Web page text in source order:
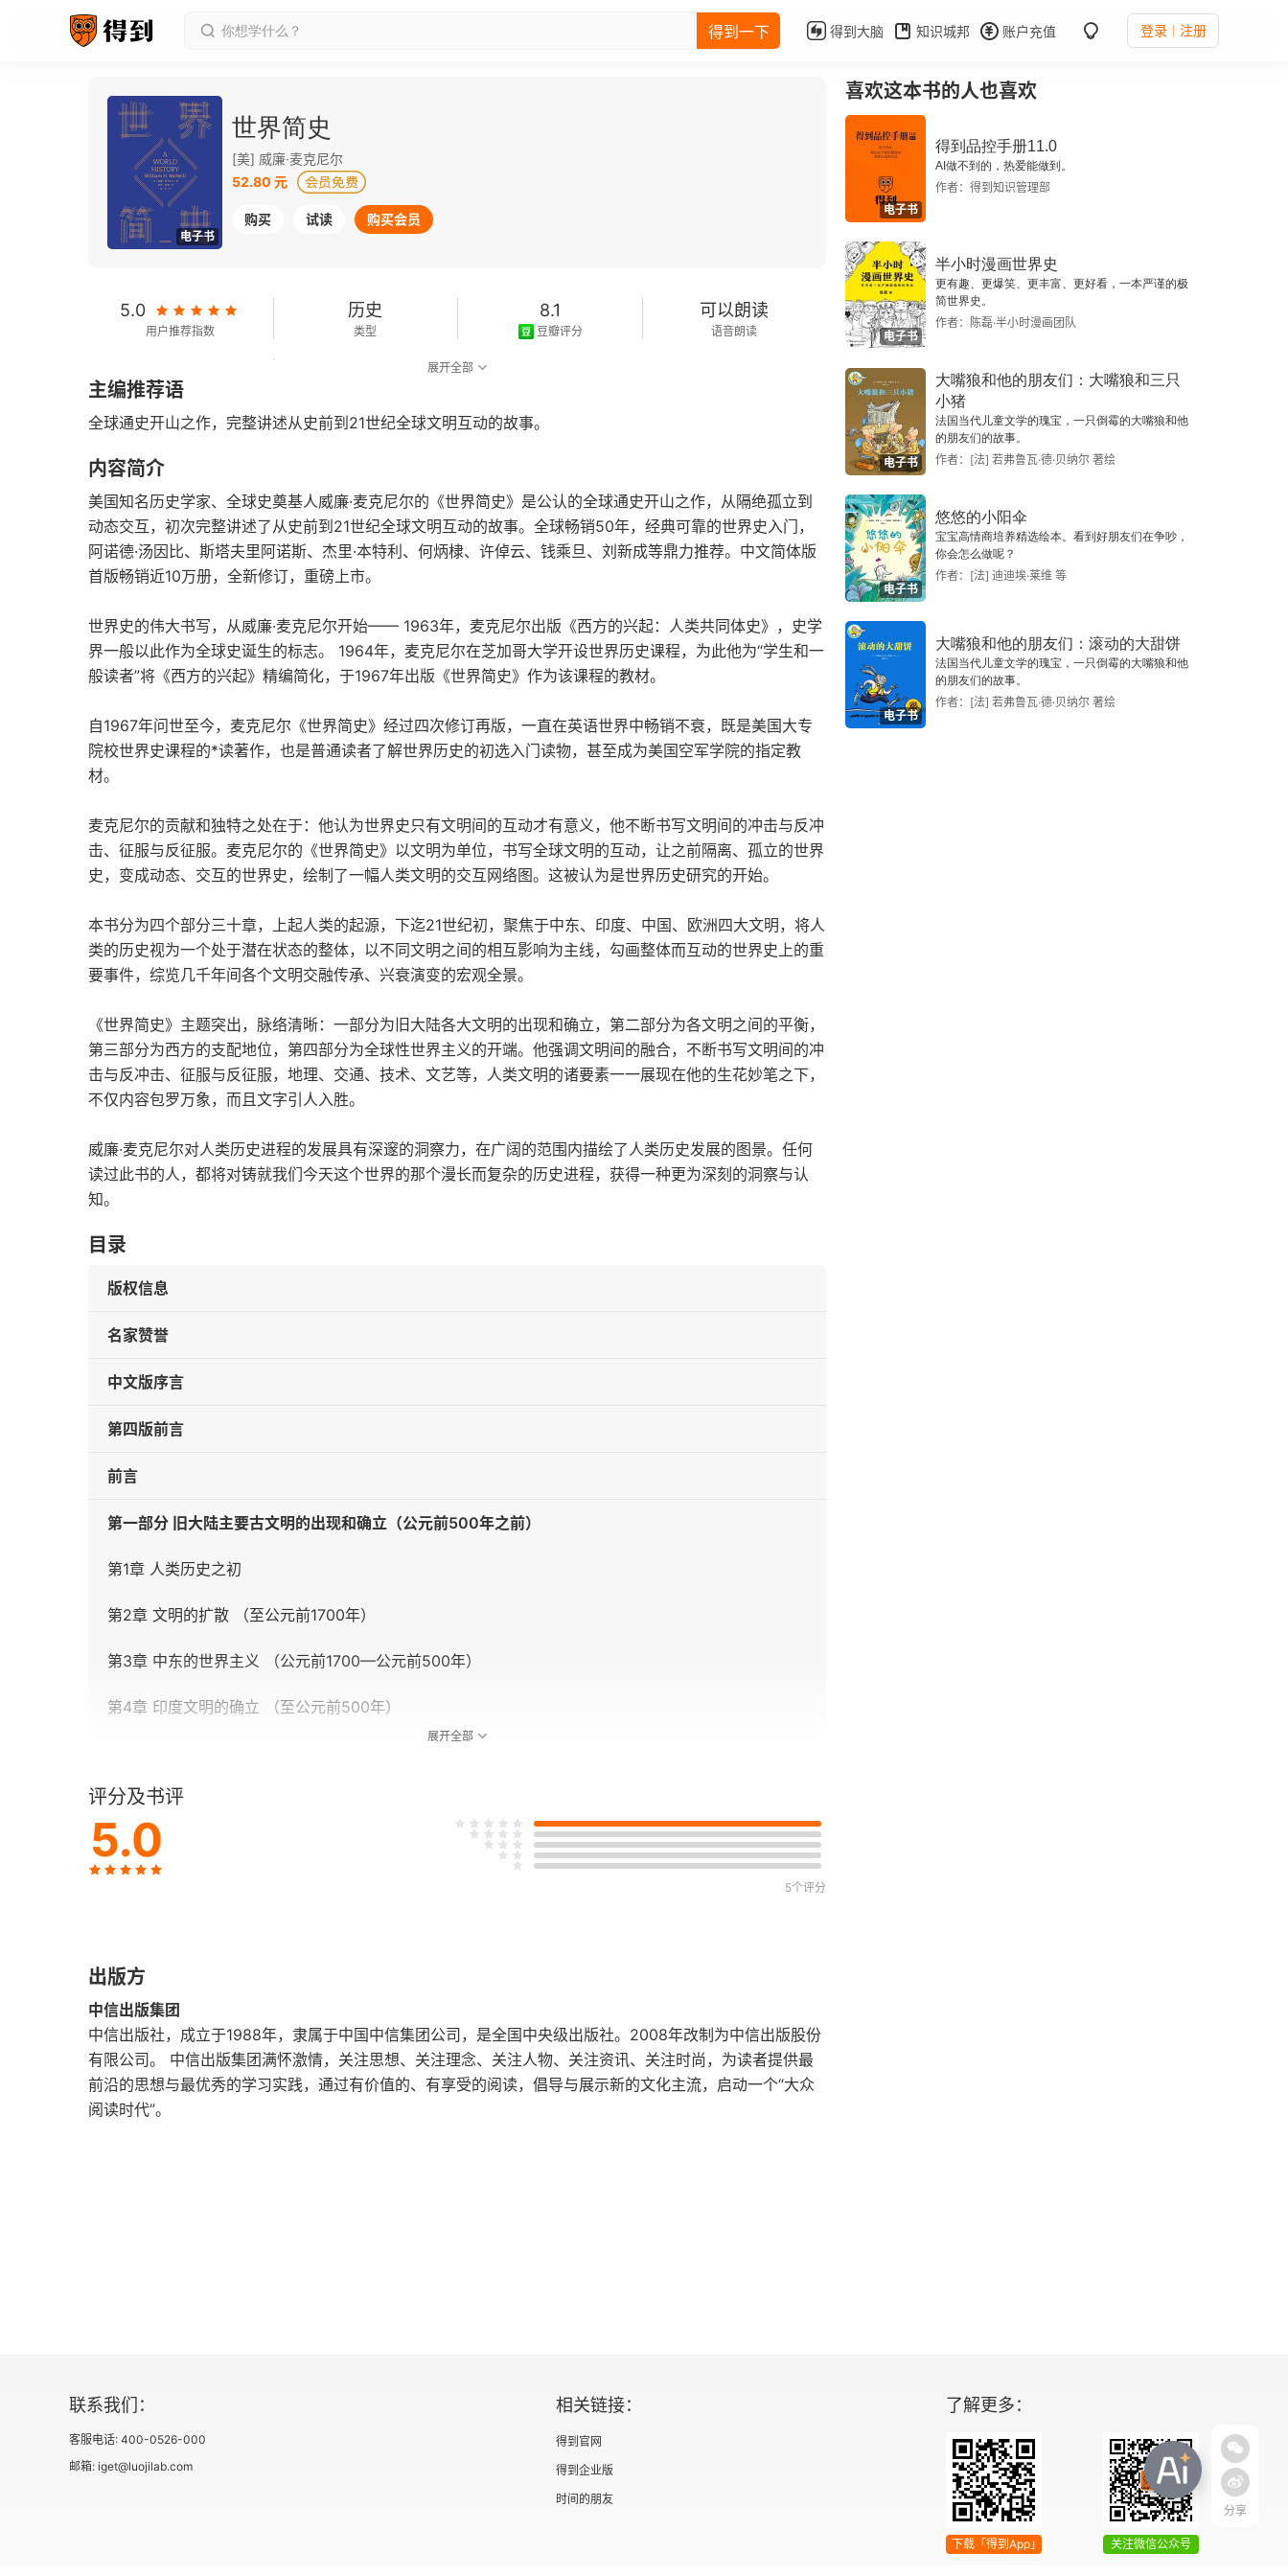
得到一下 得到大脑 知识城邦 账户充值 登录 注册
电子书
世界简史
[美] 威廉·麦克尼尔
52.80 元
购买 试读 购买会员
5.0
用户推荐指数
历史
类型
8.1
豆瓣评分
可以朗读
语音朗读
字数
展开全部
主编推荐语
全球通史开山之作，完整讲述从史前到21世纪全球文明互动的故事。
内容简介
美国知名历史学家、全球史奠基人威廉·麦克尼尔的《世界简史》是公认的全球通史开山之作，从隔绝孤立到
动态交互，初次完整讲述了从史前到21世纪全球文明互动的故事。全球畅销50年，经典可靠的世界史入门，
阿诺德·汤因比、斯塔夫里阿诺斯、杰里·本特利、何炳棣、许倬云、钱乘旦、刘新成等鼎力推荐。中文简体版
首版畅销近10万册，全新修订，重磅上市。
世界史的伟大书写，从威廉·麦克尼尔开始—— 1963年，麦克尼尔出版《西方的兴起：人类共同体史》，史学
界一般以此作为全球史诞生的标志。 1964年，麦克尼尔在芝加哥大学开设世界历史课程，为此他为“学生和一
般读者”将《西方的兴起》精编简化，于1967年出版《世界简史》作为该课程的教材。
自1967年问世至今，麦克尼尔《世界简史》经过四次修订再版，一直在英语世界中畅销不衰，既是美国大专
院校世界史课程的*读著作，也是普通读者了解世界历史的初选入门读物，甚至成为美国空军学院的指定教
材。
麦克尼尔的贡献和独特之处在于：他认为世界史只有文明间的互动才有意义，他不断书写文明间的冲击与反冲
击、征服与反征服。麦克尼尔的《世界简史》以文明为单位，书写全球文明的互动，让之前隔离、孤立的世界
史，变成动态、交互的世界史，绘制了一幅人类文明的交互网络图。这被认为是世界历史研究的开始。
本书分为四个部分三十章，上起人类的起源，下迄21世纪初，聚焦于中东、印度、中国、欧洲四大文明，将人
类的历史视为一个处于潜在状态的整体，以不同文明之间的相互影响为主线，勾画整体而互动的世界史上的重
要事件，综览几千年间各个文明交融传承、兴衰演变的宏观全景。
《世界简史》主题突出，脉络清晰：一部分为旧大陆各大文明的出现和确立，第二部分为各文明之间的平衡，
第三部分为西方的支配地位，第四部分为全球性世界主义的开端。他强调文明间的融合，不断书写文明间的冲
击与反冲击、征服与反征服，地理、交通、技术、文艺等，人类文明的诸要素一一展现在他的生花妙笔之下，
不仅内容包罗万象，而且文字引人入胜。
威廉·麦克尼尔对人类历史进程的发展具有深邃的洞察力，在广阔的范围内描绘了人类历史发展的图景。任何
读过此书的人，都将对铸就我们今天这个世界的那个漫长而复杂的历史进程，获得一种更为深刻的洞察与认
知。
目录
版权信息
名家赞誉
中文版序言
第四版前言
前言
第一部分 旧大陆主要古文明的出现和确立（公元前500年之前）
第1章 人类历史之初
第2章 文明的扩散 （至公元前1700年）
第3章 中东的世界主义 （公元前1700—公元前500年）
第4章 印度文明的确立 （至公元前500年）
第6章 中国文明的确立 （至公元前500年）
第7章 蛮族世界的变化 （公元前1700—公元前500年）
第8章 希腊文明的繁荣 （公元前500—公元前336年）
第9章 希腊化文明的传播 （公元前500—公元200年）
第10章 亚洲 （公元前500—公元200年）
第11章 印度文明的繁荣和扩张 （200—600年）
第17章 1500年前文明世界的边缘
第二部分进一步阅读书目
展开全部
评分及书评
5.0
5个评分
出版方
中信出版集团
中信出版社，成立于1988年，隶属于中国中信集团公司，是全国中央级出版社。2008年改制为中信出版股份
有限公司。 中信出版集团满怀激情，关注思想、关注理念、关注人物、关注资讯、关注时尚，为读者提供最
前沿的思想与最优秀的学习实践，通过有价值的、有享受的阅读，倡导与展示新的文化主流，启动一个“大众
阅读时代”。
喜欢这本书的人也喜欢
电子书
得到品控手册11.0
AI做不到的，热爱能做到。
作者：得到知识管理部
电子书
半小时漫画世界史
更有趣、更爆笑、更丰富、更好看，一本严谨的极
简世界史。
作者：陈磊·半小时漫画团队
电子书
大嘴狼和他的朋友们：大嘴狼和三只
小猪
法国当代儿童文学的瑰宝，一只倒霉的大嘴狼和他
的朋友们的故事。
作者：[法] 若弗鲁瓦·德·贝纳尔 著绘
电子书
悠悠的小阳伞
宝宝高情商培养精选绘本。看到好朋友们在争吵，
你会怎么做呢？
作者：[法] 迪迪埃·莱维 等
电子书
大嘴狼和他的朋友们：滚动的大甜饼
法国当代儿童文学的瑰宝，一只倒霉的大嘴狼和他
的朋友们的故事。
作者：[法] 若弗鲁瓦·德·贝纳尔 著绘
分享
联系我们：
客服电话: 400-0526-000
邮箱: iget@luojilab.com
相关链接：
得到官网
得到企业版
时间的朋友
了解更多：
下载「得到App」 关注微信公众号